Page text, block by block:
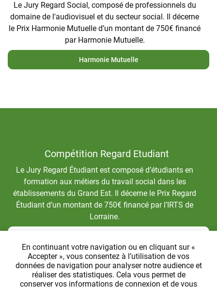
Le Jury Regard Social, composé de professionnels du
domaine de l'audiovisuel et du secteur social. Il décerne
le Prix Harmonie Mutuelle d’un montant de 750€ financé
par Harmonie Mutuelle.
Harmonie Mutuelle
Compétition Regard Etudiant
Le Jury Regard Étudiant est composé d’étudiants en
formation aux métiers du travail social dans les
établissements du Grand Est. Il décerne le Prix Regard
Étudiant d’un montant de 750€ financé par l’IRTS de
Lorraine.
En continuant votre navigation ou en cliquant sur «
Accepter », vous consentez à l’utilisation de vos
données de navigation pour analyser notre audience et
réaliser des statistiques. Cela vous permet de
conserver vos informations de connexion et de vous